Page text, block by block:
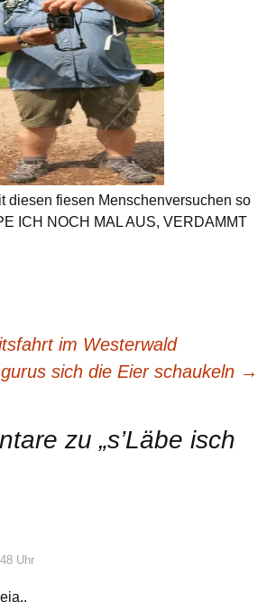
diesen fiesen Menschenversuchen so
ICH NOCH MAL AUS, VERDAMMT
im Westerwald
sich die Eier schaukeln →
zu „s’Läbe isch
Uhr